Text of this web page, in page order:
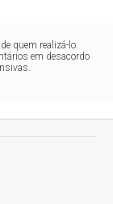
quem realizá-lo.
em desacordo